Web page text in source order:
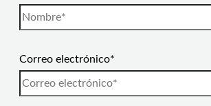
Correo electrónico*